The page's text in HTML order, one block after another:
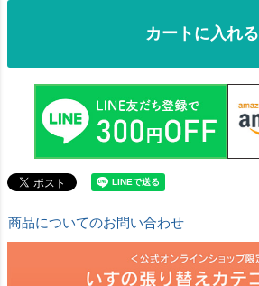
カートに入れる
商品についてのお問い合わせ